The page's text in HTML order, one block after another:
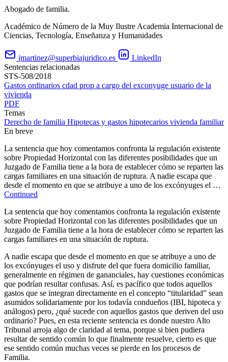
Abogado de familia.
Académico de Número de la Muy Ilustre Academia Internacional de
Ciencias, Tecnología, Enseñanza y Humanidades
jmartinez@superbiajuridico.es
LinkedIn
Sentencias relacionadas
STS-508/2018
Gastos ordinarios cdad prop a cargo del exconyuge usuario de la
vivienda
PDF
Temas
Derecho de familia Hipotecas y gastos hipotecarios vivienda familiar
En breve
La sentencia que hoy comentamos confronta la regulación existente
sobre Propiedad Horizontal con las diferentes posibilidades que un
Juzgado de Familia tiene a la hora de establecer cómo se reparten las
cargas familiares en una situación de ruptura. A nadie escapa que
desde el momento en que se atribuye a uno de los excónyuges el …
Continued
La sentencia que hoy comentamos confronta la regulación existente
sobre Propiedad Horizontal con las diferentes posibilidades que un
Juzgado de Familia tiene a la hora de establecer cómo se reparten las
cargas familiares en una situación de ruptura.
A nadie escapa que desde el momento en que se atribuye a uno de
los excónyuges el uso y disfrute del que fuera domicilio familiar,
generalmente en régimen de gananciales, hay cuestiones económicas
que podrían resultar confusas. Así, es pacífico que todos aquellos
gastos que se integran directamente en el concepto “titularidad” sean
asumidos solidariamente por los todavía condueños (IBI, hipoteca y
análogos) pero, ¿qué sucede con aquellos gastos que deriven del uso
ordinario? Pues, en esta reciente sentencia es donde nuestro Alto
Tribunal arroja algo de claridad al tema, porque si bien pudiera
resultar de sentido común lo que finalmente resuelve, cierto es que
ese sentido común muchas veces se pierde en los procesos de
Familia.